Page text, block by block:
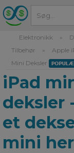
Elektronikk »
Tilbehør
» Apple
Mini Deksler
iPad
deksler
et
mini her